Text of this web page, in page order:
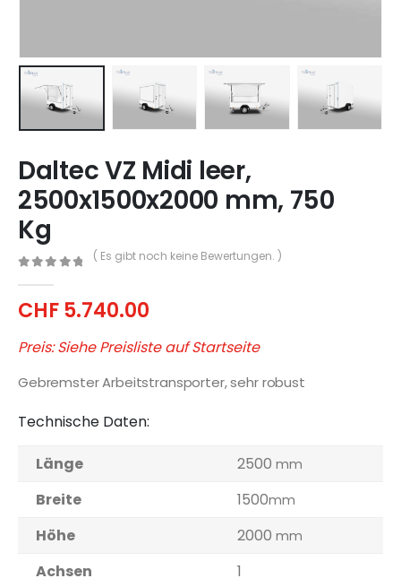
Daltec VZ Midi leer,
2500x1500x2000 mm, 750
Kg
( Es gibt noch keine Bewertungen. )
CHF5.740.00
Preis: Siehe Preisliste auf Startseite
Gebremster Arbeitstransporter, sehr robust
Technische Daten:
Länge 2500 mm
Breite 1500mm
Höhe 2000 mm
Achsen
1